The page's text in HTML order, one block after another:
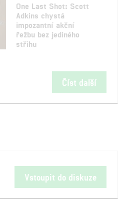
One Last Shot: Scott
Adkins chystá
impozantní akční
řežbu bez jediného
střihu
Číst další
Vstoupit do diskuze